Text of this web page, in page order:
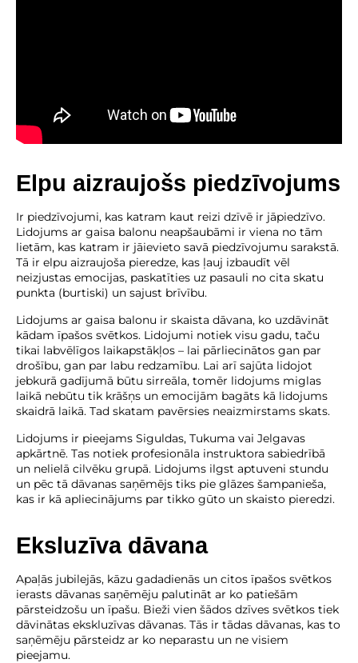
Elpu aizraujošs piedzīvojums
Ir piedzīvojumi, kas katram kaut reizi dzīvē ir jāpiedzīvo.
Lidojums ar gaisa balonu neapšaubāmi ir viena no tām
lietām, kas katram ir jāievieto savā piedzīvojumu sarakstā.
Tā ir elpu aizraujoša pieredze, kas ļauj izbaudīt vēl
neizjustas emocijas, paskatīties uz pasauli no cita skatu
punkta (burtiski) un sajust brīvību.
Lidojums ar gaisa balonu ir skaista dāvana, ko uzdāvināt
kādam īpašos svētkos. Lidojumi notiek visu gadu, taču
tikai labvēlīgos laikapstākļos – lai pārliecinātos gan par
drošību, gan par labu redzamību. Lai arī sajūta lidojot
jebkurā gadījumā būtu sirreāla, tomēr lidojums miglas
laikā nebūtu tik krāšņs un emocijām bagāts kā lidojums
skaidrā laikā. Tad skatam pavērsies neaizmirstams skats.
Lidojums ir pieejams Siguldas, Tukuma vai Jelgavas
apkārtnē. Tas notiek profesionāla instruktora sabiedrībā
un nelielā cilvēku grupā. Lidojums ilgst aptuveni stundu
un pēc tā dāvanas saņēmējs tiks pie glāzes šampanieša,
kas ir kā apliecinājums par tikko gūto un skaisto pieredzi.
Eksluzīva dāvana
Apaļās jubilejās, kāzu gadadienās un citos īpašos svētkos
ierasts dāvanas saņēmēju palutināt ar ko patiešām
pārsteidzošu un īpašu. Bieži vien šādos dzīves svētkos tiek
dāvinātas ekskluzīvas dāvanas. Tās ir tādas dāvanas, kas to
saņēmēju pārsteidz ar ko neparastu un ne visiem
pieejamu.